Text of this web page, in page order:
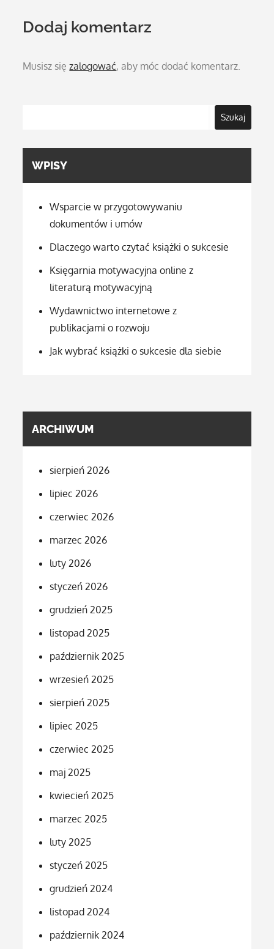
Dodaj komentarz
Musisz sięzalogować, aby móc dodać komentarz.
Szukaj
WPISY
Wsparcie w przygotowywaniu
dokumentów i umów
Dlaczego warto czytać książki o sukcesie
Księgarnia motywacyjna online z
literaturą motywacyjną
Wydawnictwo internetowe z
publikacjami o rozwoju
Jak wybrać książki o sukcesie dla siebie
ARCHIWUM
sierpień 2026
lipiec 2026
czerwiec 2026
marzec 2026
luty 2026
styczeń 2026
grudzień 2025
listopad 2025
październik 2025
wrzesień 2025
sierpień 2025
lipiec 2025
czerwiec 2025
maj 2025
kwiecień 2025
marzec 2025
luty 2025
styczeń 2025
grudzień 2024
listopad 2024
październik 2024